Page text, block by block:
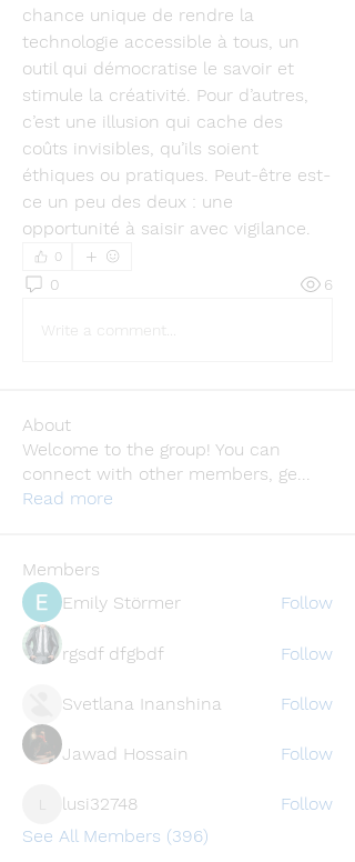
chance unique de rendre la
technologie accessible à tous, un
outil qui démocratise le savoir et
stimule la créativité. Pour d’autres,
c’est une illusion qui cache des
coûts invisibles, qu’ils soient
éthiques ou pratiques. Peut-être est-
ce un peu des deux : une
opportunité à saisir avec vigilance.
0
0 6
Write a comment...
About
Welcome to the group! You can
connect with other members, ge...
Read more
Members
Emily Störmer
Follow
rgsdf dfgbdf Follow
Svetlana Inanshina Follow
Jawad Hossain Follow
lusi32748
lusi32748
Follow
See All Members (396)